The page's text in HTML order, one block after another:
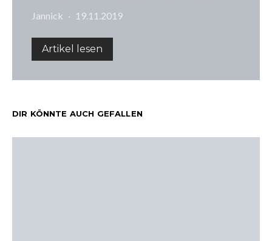
Jannick 19.11.2019
Artikel lesen
DIR KÖNNTE AUCH GEFALLEN